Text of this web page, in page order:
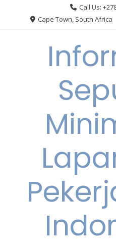
Call Us:
Cape Town, South Africa